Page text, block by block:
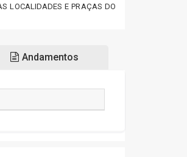
LOCALIDADES E PRAÇAS DO
Andamentos